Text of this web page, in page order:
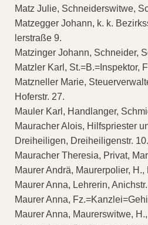
Matz Julie, Schneiderswitwe,
Matzegger Johann, k. k.
lerstraße 9.
Matzinger Johann, Schneider,
Matzler Karl, St.=B.=Inspektor,
Matzneller Marie,
Hoferstr. 27.
Mauler Karl, Handlanger,
Mauracher Alois, Hilfspriester
Dreiheiligen, Dreiheiligenstr. 10.
Mauracher Theresia, Privat,
Maurer Andrä, Maurerpolier,
Maurer Anna, Lehrerin,
Maurer Anna,
Maurer Anna, Maurerswitwe,